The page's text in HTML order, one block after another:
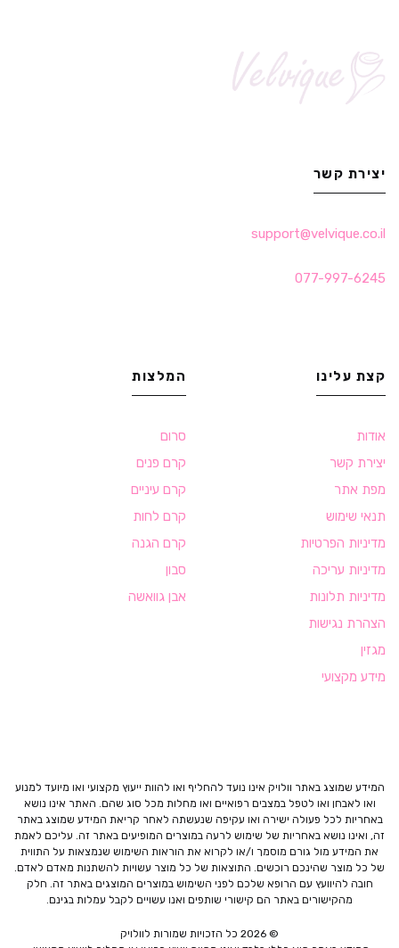
יצירת קשר
support@velvique.co.il
077-997-6245
קצת עלינו
אודות
יצירת קשר
מפת אתר
תנאי שימוש
מדיניות הפרטיות
מדיניות עריכה
מדיניות תלונות
הצהרת נגישות
מגזין
מידע מקצועי
המלצות
סרום
קרם פנים
קרם עיניים
קרם לחות
קרם הגנה
סבון
אבן גוואשה
המידע שמוצג באתר וולויק אינו נועד להחליף ואו להוות ייעוץ מקצועי ואו מיועד למנוע
ואו לאבחן ואו לטפל במצבים רפואיים ואו מחלות מכל סוג שהם. האתר אינו נושא
באחריות לכל פעולה ישירה ואו עקיפה שנעשתה לאחר קריאת המידע שמוצג באתר
זה, ואינו נושא באחריות של שימוש לרעה במוצרים המופיעים באתר זה. עליכם לאמת
את המידע מול גורם מוסמך ו/או לקרוא את הוראות השימוש שנמצאות על התווית
של כל מוצר שהינכם רוכשים. התוצאות של כל מוצר עשויות להשתנות מאדם לאדם.
חובה להיוועץ עם הרופא שלכם לפני השימוש במוצרים המוצגים באתר זה. חלק
מהקישורים באתר הם קישורי שותפים ואנו עשויים לקבל עמלות בגינם.
© 2026 כל הזכויות שמורות לוולויק